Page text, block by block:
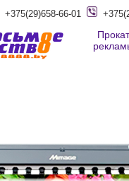
+375(29)658-66-01
Прокат